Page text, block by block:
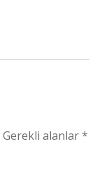
Gerekli alanlar*